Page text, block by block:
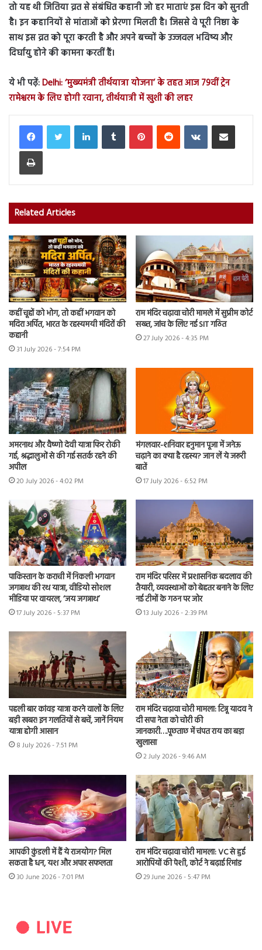
तो यह थी जितिया व्रत से संबंधित कहानी जो हर माताएं इस दिन को सुनती
है। इन कहानियों से मांताओं को प्रेरणा मिलती है। जिससे वे पूरी निष्ठा के
साथ इस व्रत को पूरा करती है और अपने बच्चों के उज्जवल भविष्य और
दिर्घायु होने की कामना करतीं हैं।
ये भी पढ़ें:Delhi: ‘मुख्यमंत्री तीर्थयात्रा योजना’ के तहत आज 79वीं ट्रेन
रामेश्वरम के लिए होगी रवाना, तीर्थयात्री में खुशी की लहर
LinkedInTumblr PinterestReddit VKontakteShare via Email
Print
Related Articles
कहीं चूहों को भोग, तो कहीं भगवान को
मदिरा अर्पित, भारत के रहस्यमयी मंदिरों की
कहानी
31 July 2026 - 7:54 PM
राम मंदिर चढ़ावा चोरी मामले में सुप्रीम कोर्ट
सख्त, जांच के लिए नई SIT गठित
27 July 2026 - 4:35 PM
अमरनाथ और वैष्णो देवी यात्रा फिर रोकी
गई, श्रद्धालुओं से की गई सतर्क रहने की
अपील
20 July 2026 - 4:02 PM
मंगलवार-शनिवार हनुमान पूजा में जनेऊ
चढ़ाने का क्या है रहस्य? जान लें ये जरूरी
बातें
17 July 2026 - 6:52 PM
पाकिस्तान के कराची में निकली भगवान
जगन्नाथ की रथ यात्रा, वीडियो सोशल
मीडिया पर वायरल, ‘जय जगन्नाथ’
17 July 2026 - 5:37 PM
राम मंदिर परिसर में प्रशासनिक बदलाव की
तैयारी, व्यवस्थाओं को बेहतर बनाने के लिए
नई टीमों के गठन पर जोर
13 July 2026 - 2:39 PM
पहली बार कांवड़ यात्रा करने वालों के लिए
बड़ी खबर! इन गलतियों से बचें, जानें नियम
यात्रा होगी आसान
8 July 2026 - 7:51 PM
राम मंदिर चढ़ावा चोरी मामला: टिन्नू यादव ने
दी सपा नेता को चोरी की
जानकारी….पूछताछ में चंपत राय का बड़ा
खुलासा
2 July 2026 - 9:46 AM
आपकी कुंडली में हैं ये राजयोग? मिल
सकता है धन, यश और अपार सफलता
30 June 2026 - 7:01 PM
राम मंदिर चढ़ावा चोरी मामला: VC से हुई
आरोपियों की पेशी, कोर्ट ने बढ़ाई रिमांड
29 June 2026 - 5:47 PM